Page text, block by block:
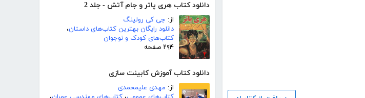
دانلود کتاب هری پاتر و جام آتش - جلد 2
از: جی کی رولینگ
دانلود رایگان بهترین کتاب‌های داستان،
کتاب‌های کودک و نوجوان
۲۹۴ صفحه
دانلود کتاب آموزش کابینت سازی
از: مهدی علیمحمدی